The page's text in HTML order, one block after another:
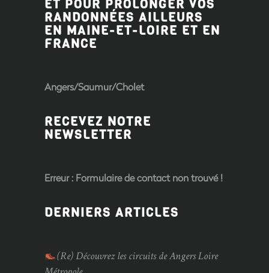
ET POUR PROLONGER VOS
RANDONNÉES AILLEURS
EN MAINE-ET-LOIRE ET EN
FRANCE
Angers/Saumur/Cholet
RECEVEZ NOTRE
NEWSLETTER
Erreur : Formulaire de contact non trouvé !
DERNIERS ARTICLES
(Re) Découvrez les circuits de Angers Loire